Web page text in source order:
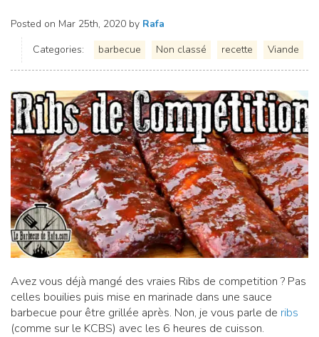
Posted on Mar 25th, 2020 by Rafa
Categories:
barbecue Non classé recette Viande
Avez vous déjà mangé des vraies Ribs de competition ? Pas
celles bouilies puis mise en marinade dans une sauce
barbecue pour être grillée après. Non, je vous parle de ribs
(comme sur le KCBS) avec les 6 heures de cuisson.